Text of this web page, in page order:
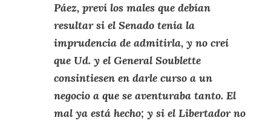
Páez, preví los males que debían
resultar si el Senado tenía la
imprudencia de admitirla, y no creí
que Ud. y el General Soublette
consintiesen en darle curso a un
negocio a que se aventuraba tanto. El
mal ya está hecho; y si el Libertador no